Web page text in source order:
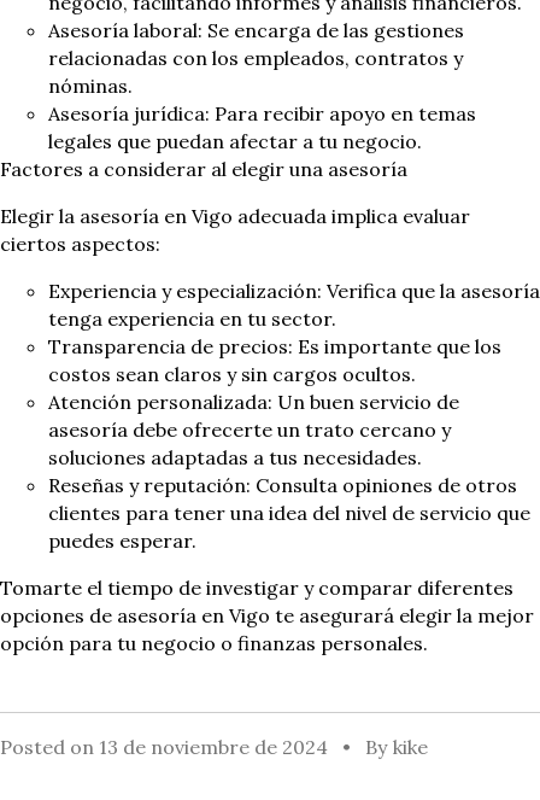
Asesoría laboral: Se encarga de las gestiones
relacionadas con los empleados, contratos y
nóminas.
Asesoría jurídica: Para recibir apoyo en temas
legales que puedan afectar a tu negocio.
Factores a considerar al elegir una asesoría
Elegir la asesoría en Vigo adecuada implica evaluar
ciertos aspectos:
Experiencia y especialización: Verifica que la asesoría
tenga experiencia en tu sector.
Transparencia de precios: Es importante que los
costos sean claros y sin cargos ocultos.
Atención personalizada: Un buen servicio de
asesoría debe ofrecerte un trato cercano y
soluciones adaptadas a tus necesidades.
Reseñas y reputación: Consulta opiniones de otros
clientes para tener una idea del nivel de servicio que
puedes esperar.
Tomarte el tiempo de investigar y comparar diferentes
opciones de asesoría en Vigo te asegurará elegir la mejor
opción para tu negocio o finanzas personales.
Posted on 13 de noviembre de 2024 By kike